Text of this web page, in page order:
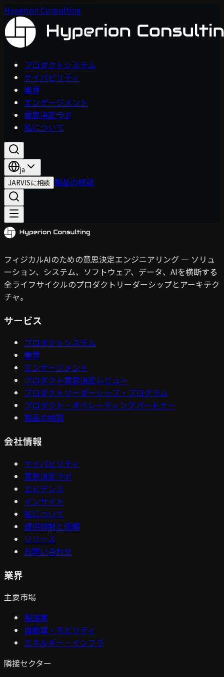
Hyperion Consulting
プロダクトシステム
ケイパビリティ
業界
エンゲージメント
意思決定ラボ
私について
ja
JARVISに相談 製品の相談
フィジカルAIのための意思決定エンジニアリング — ソリュ
ーション、システム、ソフトウェア、データ、AIを横断する
全ライフサイクルのプロダクトリーダーシップとアーキテク
チャ。
サービス
プロダクトシステム
業界
エンゲージメント
プロダクト意思決定レビュー
プロダクトリーダーシップ・プログラム
プロダクト・オペレーティングパートナー
製品の相談
会社情報
ケイパビリティ
意思決定ラボ
エビデンス
インサイト
私について
提供体制と信頼
リソース
お問い合わせ
業界
主要市場
製造業
自動車・モビリティ
エネルギー・インフラ
隣接セクター